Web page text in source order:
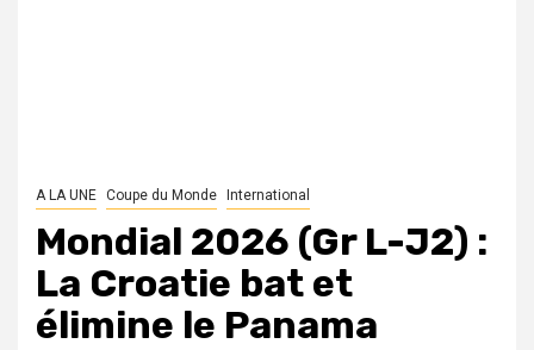
A LA UNE Coupe du Monde International
Mondial 2026 (Gr L-J2) :
La Croatie bat et
élimine le Panama